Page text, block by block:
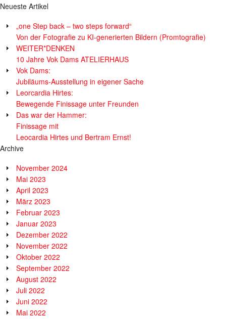
Neueste Artikel
„one Step back – two steps forward“
Von der Fotografie zu KI-generierten Bildern (Promtografie)
WEITER*DENKEN
10 Jahre Vok Dams ATELIERHAUS
Vok Dams:
Jubiläums-Ausstellung in eigener Sache
Leorcardia Hirtes:
Bewegende Finissage unter Freunden
Das war der Hammer:
Finissage mit
Leocardia Hirtes und Bertram Ernst!
Archive
November 2024
Mai 2023
April 2023
März 2023
Februar 2023
Januar 2023
Dezember 2022
November 2022
Oktober 2022
September 2022
August 2022
Juli 2022
Juni 2022
Mai 2022